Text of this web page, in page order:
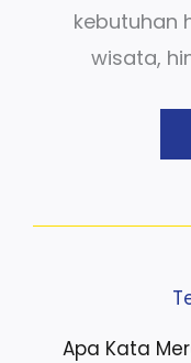
kebutuhan
wisata,
Apa Kata